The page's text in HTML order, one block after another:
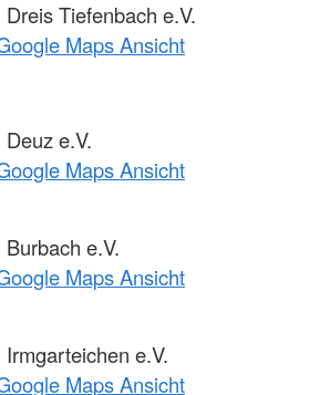
Tiefenbach e.V.
Maps Ansicht
e.V.
Maps Ansicht
e.V.
Maps Ansicht
e.V.
Maps Ansicht